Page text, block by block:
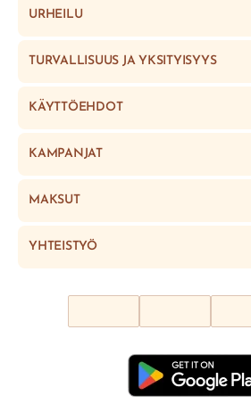
URHEILU
TURVALLISUUS JA YKSITYISYYS
KÄYTTÖEHDOT
KAMPANJAT
MAKSUT
YHTEISTYÖ